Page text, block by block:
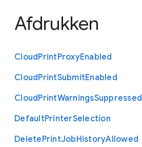
Afdrukken
CloudPrintProxyEnabled
CloudPrintSubmitEnabled
CloudPrintWarningsSuppressed
DefaultPrinterSelection
DeletePrintJobHistoryAllowed